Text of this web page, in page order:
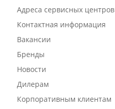
Адреса сервисных центров
Контактная информация
Вакансии
Бренды
Новости
Дилерам
Корпоративным клиентам